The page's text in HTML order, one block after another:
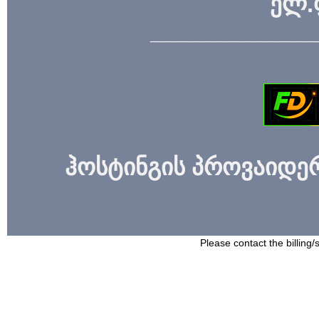
ჰოსტინგის
Please contact the